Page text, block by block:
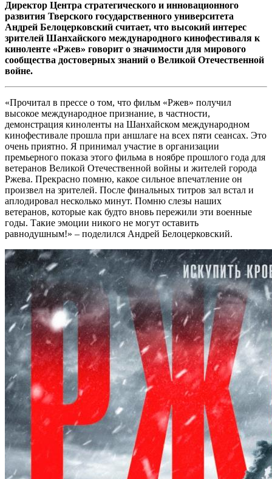
Директор Центра стратегического и инновационного
развития Тверского государственного университета
Андрей Белоцерковский считает, что высокий интерес
зрителей Шанхайского международного кинофестиваля к
киноленте «Ржев» говорит о значимости для мирового
сообщества достоверных знаний о Великой Отечественной
войне.
«Прочитал в прессе о том, что фильм «Ржев» получил
высокое международное признание, в частности,
демонстрация киноленты на Шанхайском международном
кинофестивале прошла при аншлаге на всех пяти сеансах. Это
очень приятно. Я принимал участие в организации
премьерного показа этого фильма в ноябре прошлого года для
ветеранов Великой Отечественной войны и жителей города
Ржева. Прекрасно помню, какое сильное впечатление он
произвел на зрителей. После финальных титров зал встал и
аплодировал несколько минут. Помню слезы наших
ветеранов, которые как будто вновь пережили эти военные
годы. Такие эмоции никого не могут оставить
равнодушным!» – поделился Андрей Белоцерковский.